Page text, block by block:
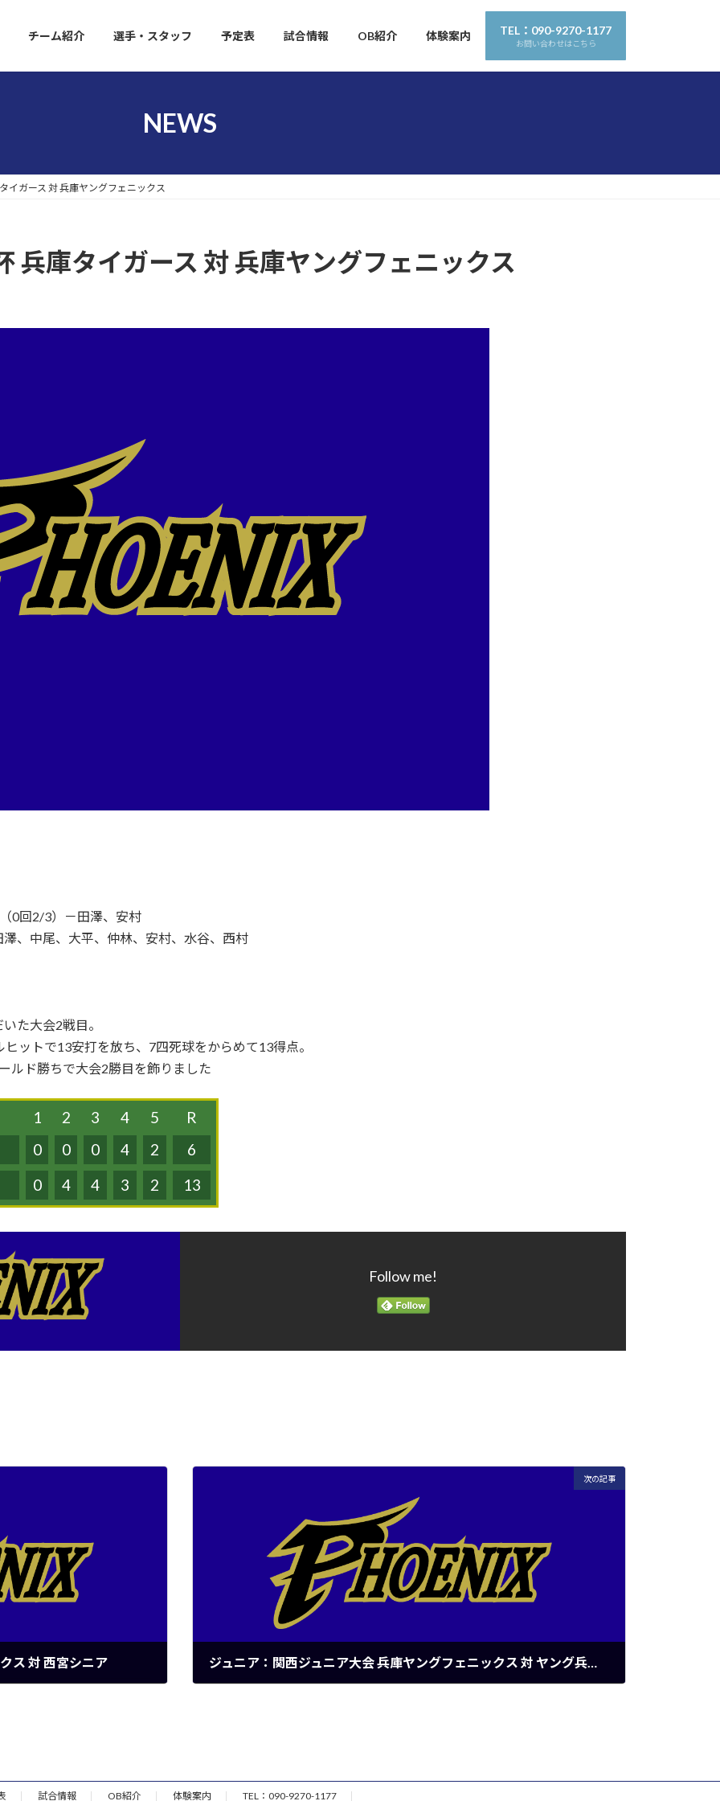
チーム紹介 選手・スタッフ 予定表 試合情報 OB紹介 体験案内 TEL：090-9270-1177
お問い合わせはこちら
NEWS
イガース 対 兵庫ヤングフェニックス
兵庫タイガース 対 兵庫ヤングフェニックス
0回2/3）－田澤、安村
、中尾、大平、仲林、安村、水谷、西村
た大会2戦目。
ットで13安打を放ち、7四死球をからめて13得点。
ルド勝ちで大会2勝目を飾りました
1 2 3 4 5
R
0
0 0 4 2
6
0
4 4 3 2 13
Follow me!
ス 対 西宮シニア
次の記事
ジュニア：関西ジュニア大会 兵庫ヤングフェニックス 対 ヤング兵庫但馬
試合情報 OB紹介 体験案内 TEL：090-9270-1177